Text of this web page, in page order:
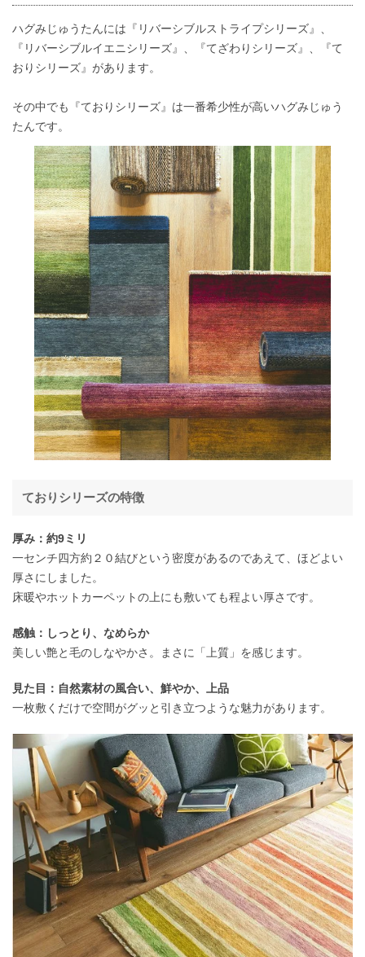
ハグみじゅうたんには『リバーシブルストライプシリーズ』、
『リバーシブルイエニシリーズ』、『てざわりシリーズ』、『て
おりシリーズ』があります。
その中でも『ておりシリーズ』は一番希少性が高いハグみじゅう
たんです。
ておりシリーズの特徴
厚み：約9ミリ
一センチ四方約２０結びという密度があるのであえて、ほどよい
厚さにしました。
床暖やホットカーペットの上にも敷いても程よい厚さです。
感触：しっとり、なめらか
美しい艶と毛のしなやかさ。まさに「上質」を感じます。
見た目：自然素材の風合い、鮮やか、上品
一枚敷くだけで空間がグッと引き立つような魅力があります。